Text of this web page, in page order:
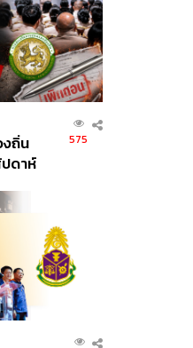
ถิ่น
ดาห์
575